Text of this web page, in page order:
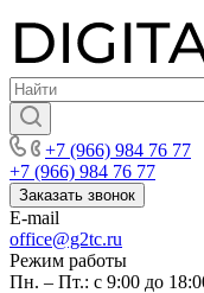
+7 (966) 984 76 77
+7 (966) 984 76 77
Заказать звонок
E-mail
office@g2tc.ru
Режим работы
Пн. – Пт.: с 9:00 до